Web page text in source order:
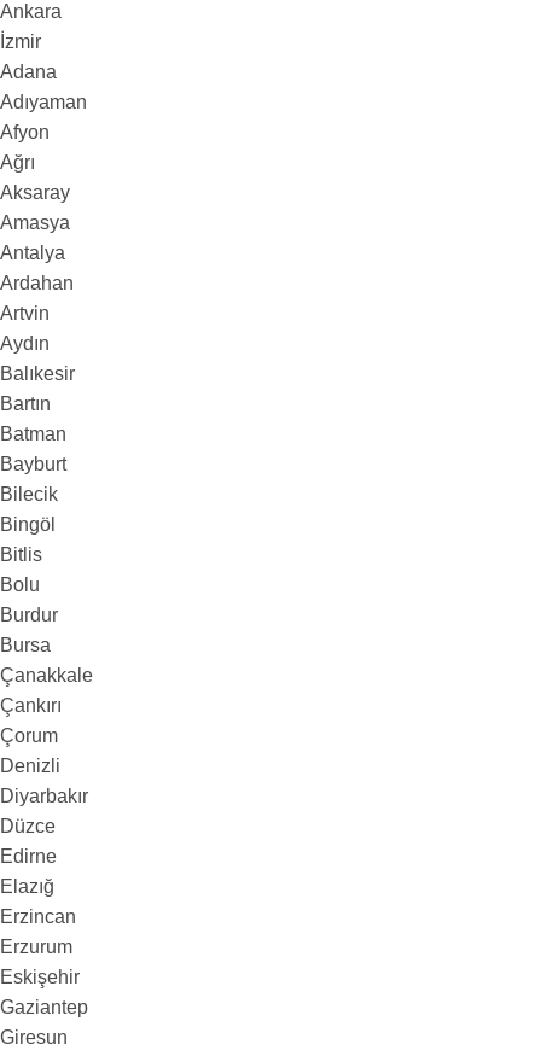
Ankara
İzmir
Adana
Adıyaman
Afyon
Ağrı
Aksaray
Amasya
Antalya
Ardahan
Artvin
Aydın
Balıkesir
Bartın
Batman
Bayburt
Bilecik
Bingöl
Bitlis
Bolu
Burdur
Bursa
Çanakkale
Çankırı
Çorum
Denizli
Diyarbakır
Düzce
Edirne
Elazığ
Erzincan
Erzurum
Eskişehir
Gaziantep
Giresun